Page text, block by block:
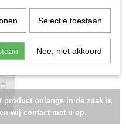
product onlangs in de zaak is
wij contact met u op.
Selectie toestaan
Nee, niet akkoord